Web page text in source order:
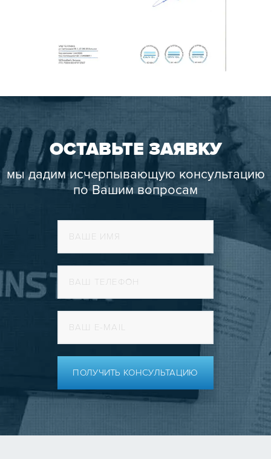
ОСТАВЬТЕ ЗАЯВКУ
мы дадим исчерпывающую консультацию
по Вашим вопросам
ПОЛУЧИТЬ КОНСУЛЬТАЦИЮ